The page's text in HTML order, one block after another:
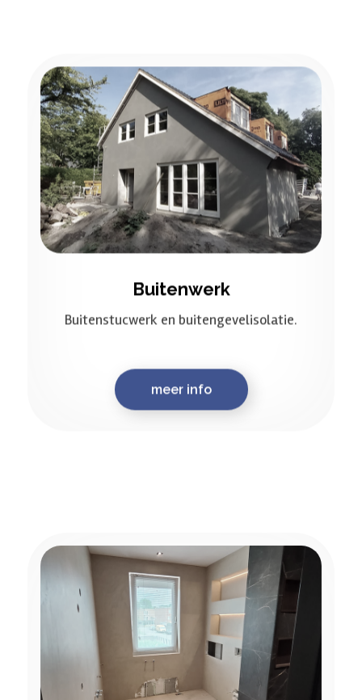
Buitenwerk
Buitenstucwerk en buitengevelisolatie.
meer info